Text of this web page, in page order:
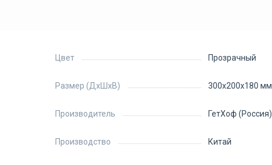
Цвет Прозрачный
Размер (ДхШхВ) 300х200х180 мм
Производитель ГетХоф (Россия)
Производство Китай